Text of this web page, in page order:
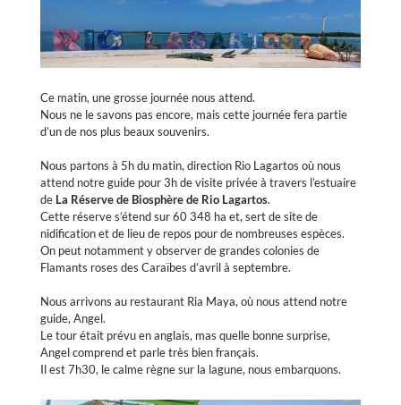
Ce matin, une grosse journée nous attend.
Nous ne le savons pas encore, mais cette journée fera partie
d’un de nos plus beaux souvenirs.
Nous partons à 5h du matin, direction Rio Lagartos où nous
attend notre guide pour 3h de visite privée à travers l’estuaire
de La Réserve de Biosphère de Rio Lagartos.
Cette réserve s’étend sur 60 348 ha et, sert de site de
nidification et de lieu de repos pour de nombreuses espèces.
On peut notamment y observer de grandes colonies de
Flamants roses des Caraïbes d’avril à septembre.
Nous arrivons au restaurant Ria Maya, où nous attend notre
guide, Angel.
Le tour était prévu en anglais, mas quelle bonne surprise,
Angel comprend et parle très bien français.
Il est 7h30, le calme règne sur la lagune, nous embarquons.